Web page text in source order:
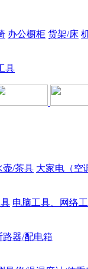
办公橱柜 货架/床
具
壶/茶具 大家电（空
电脑工具、网络
路器/配电箱